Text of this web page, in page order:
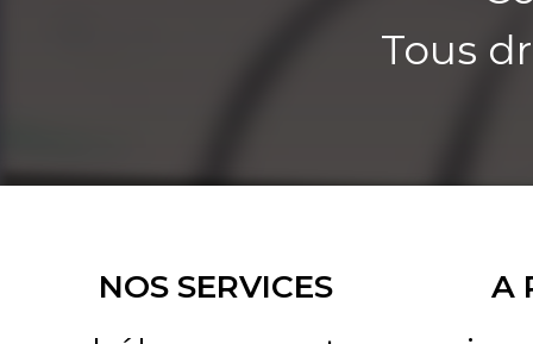
Tous
NOS SERVICES A